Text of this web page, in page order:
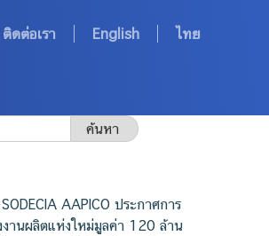
ติดต่อเรา English ไทย
AAPICO ประกาศการ
งานผลิตแห่งใหม่มูลค่า 120 ล้าน